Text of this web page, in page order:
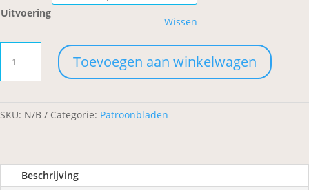
Uitvoering
Wissen
aantal
Toevoegen aan winkelwagen
SKU: N/B Categorie: Patroonbladen
Beschrijving